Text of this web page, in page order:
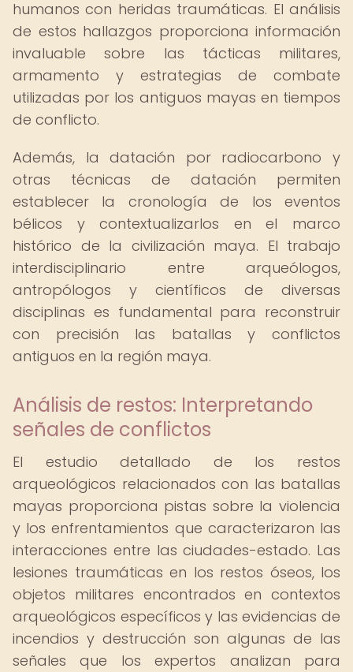
humanos con heridas traumáticas. El análisis
de estos hallazgos proporciona información
invaluable sobre las tácticas militares,
armamento y estrategias de combate
utilizadas por los antiguos mayas en tiempos
de conflicto.
Además, la datación por radiocarbono y
otras técnicas de datación permiten
establecer la cronología de los eventos
bélicos y contextualizarlos en el marco
histórico de la civilización maya. El trabajo
interdisciplinario entre arqueólogos,
antropólogos y científicos de diversas
disciplinas es fundamental para reconstruir
con precisión las batallas y conflictos
antiguos en la región maya.
Análisis de restos: Interpretando
señales de conflictos
El estudio detallado de los restos
arqueológicos relacionados con las batallas
mayas proporciona pistas sobre la violencia
y los enfrentamientos que caracterizaron las
interacciones entre las ciudades-estado. Las
lesiones traumáticas en los restos óseos, los
objetos militares encontrados en contextos
arqueológicos específicos y las evidencias de
incendios y destrucción son algunas de las
señales que los expertos analizan para